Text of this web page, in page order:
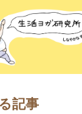
記事